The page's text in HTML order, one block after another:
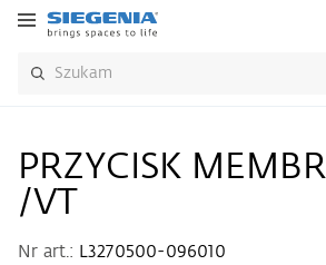
PRZYCISK
/VT
Nr art.: L3270500-096010